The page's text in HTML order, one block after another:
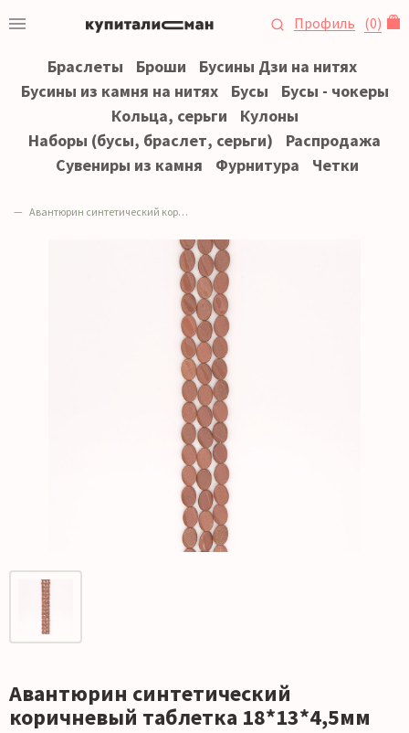
Профиль (0)
Браслеты Броши
Бусины Дзи на нитях
Бусины из камня на нитях
Бусы
Бусы - чокеры
Кольца, серьги
Кулоны
Наборы (бусы, браслет, серьги)
Распродажа
Сувениры из камня
Фурнитура Четки
Авантюрин синтетический коричневый
Авантюрин синтетический
коричневый таблетка 18*13*4,5мм